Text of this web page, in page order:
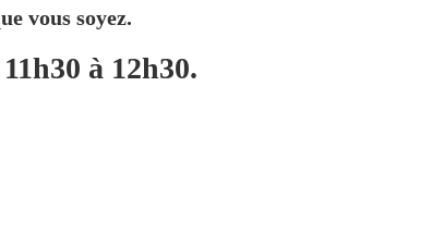
vous soyez.
à 12h30.